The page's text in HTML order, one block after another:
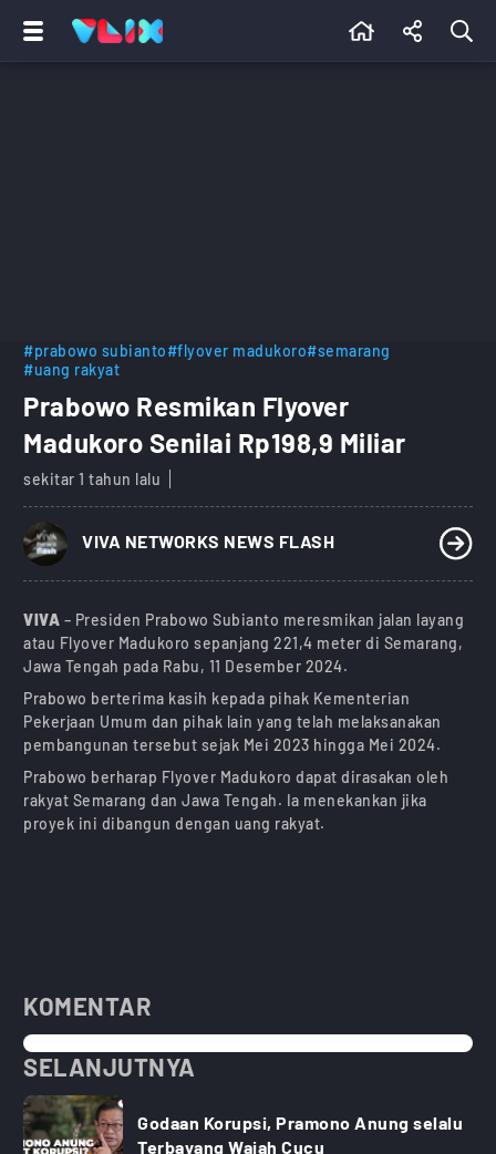
#prabowo subianto#flyover madukoro#semarang
#uang rakyat
Prabowo Resmikan Flyover
Madukoro Senilai Rp198,9 Miliar
sekitar 1 tahun lalu
VIVA NETWORKS NEWS FLASH
VIVA – Presiden Prabowo Subianto meresmikan jalan layang
atau Flyover Madukoro sepanjang 221,4 meter di Semarang,
Jawa Tengah pada Rabu, 11 Desember 2024.
Prabowo berterima kasih kepada pihak Kementerian
Pekerjaan Umum dan pihak lain yang telah melaksanakan
pembangunan tersebut sejak Mei 2023 hingga Mei 2024.
Prabowo berharap Flyover Madukoro dapat dirasakan oleh
rakyat Semarang dan Jawa Tengah. Ia menekankan jika
proyek ini dibangun dengan uang rakyat.
KOMENTAR
SELANJUTNYA
Godaan Korupsi, Pramono Anung selalu
Terbayang Wajah Cucu